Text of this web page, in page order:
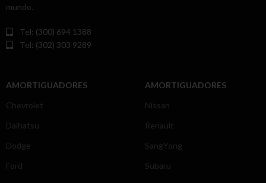
mundo.
Tel: (300) 694 1388
Tel: (302) 303 9289
AMORTIGUADORES
Chevrolet
Daihatsu
Dodge
Ford
AMORTIGUADORES
Nissan
Renault
SangYong
Subaru